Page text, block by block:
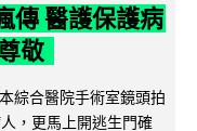
傳 醫護保護病
敬
綜合醫院手術室鏡頭拍
，更馬上開逃生門確